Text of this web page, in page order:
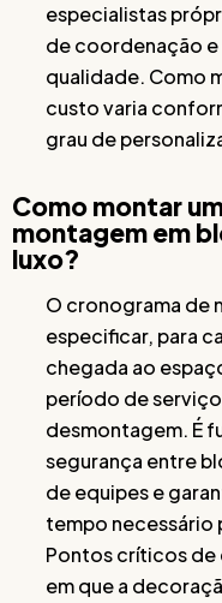
especialistas
de coordenação
qualidade. Como
custo varia
grau de
Como montar
montagem em
luxo?
O cronograma de
especificar, para
chegada ao
período de
desmontagem. É
segurança entre
de equipes e
tempo necessário
Pontos críticos
em que a